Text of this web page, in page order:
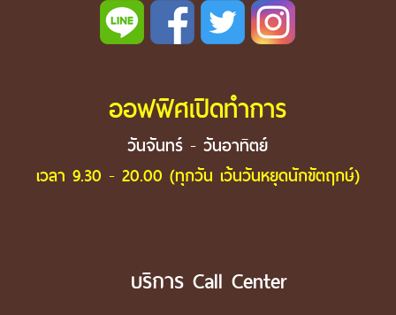
ออฟฟิศเปิดทำการ
วันจันทร์ - วันอาทิตย์
เวลา 9.30 - 20.00 (ทุกวัน เว้นวันหยุดนักขัตฤกษ์)
บริการ Call Center